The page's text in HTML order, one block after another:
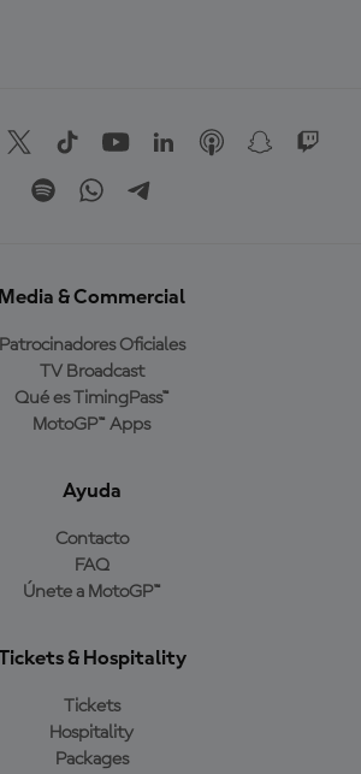
Media & Commercial
Patrocinadores Oficiales
TV Broadcast
Qué es TimingPass™
MotoGP™ Apps
Ayuda
Contacto
FAQ
Únete a MotoGP™
& Hospitality
Tickets
Hospitality
Packages